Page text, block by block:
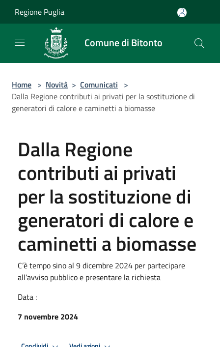
Regione Puglia
Comune di Bitonto
Home > Novità > Comunicati >
Dalla Regione contributi ai privati per la sostituzione di
generatori di calore e caminetti a biomasse
Dalla Regione
contributi ai privati
per la sostituzione di
generatori di calore e
caminetti a biomasse
C’è tempo sino al 9 dicembre 2024 per partecipare
all’avviso pubblico e presentare la richiesta
Data :
7 novembre 2024